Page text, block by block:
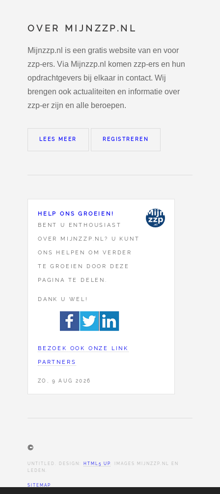
OVER MIJNZZP.NL
Mijnzzp.nl is een gratis website van en voor
zzp-ers. Via Mijnzzp.nl komen zzp-ers en hun
opdrachtgevers bij elkaar in contact. Wij
brengen ook actualiteiten en informatie over
zzp-er zijn en alle beroepen.
LEES MEER REGISTREREN
HELP ONS GROEIEN!
BENT U ENTHOUSIAST
OVER MIJNZZP.NL? U KUNT
ONS HELPEN OM VERDER
TE GROEIEN DOOR DEZE
PAGINA TE DELEN.
DANK U WEL!
BEZOEK OOK ONZE LINK
PARTNERS
ZO, 9 AUG 2026
©
UNTITLED. DESIGN: HTML5 UP . IMAGES MIJNZZP.NL EN
LEDEN.
SITEMAP